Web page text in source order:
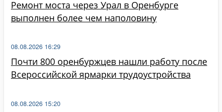
Ремонт моста через Урал в Оренбурге
выполнен более чем наполовину
Почти 800 оренбуржцев нашли работу после
Всероссийской ярмарки трудоустройства
08.08.2026 16:29
08.08.2026 15:20